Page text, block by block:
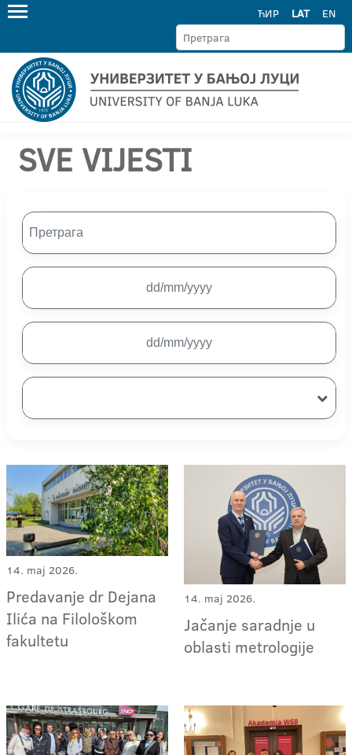
ЋИР LAT EN
SVE VIJESTI
14. maj 2026.
Predavanje dr Dejana
Ilića na Filološkom
fakultetu
14. maj 2026.
Jačanje saradnje u
oblasti metrologije